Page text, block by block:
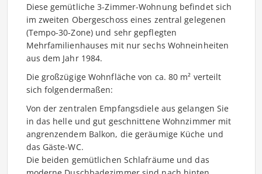
Diese gemütliche 3-Zimmer-Wohnung befindet sich
im zweiten Obergeschoss eines zentral gelegenen
(Tempo-30-Zone) und sehr gepflegten
Mehrfamilienhauses mit nur sechs Wohneinheiten
aus dem Jahr 1984.
Die großzügige Wohnfläche von ca. 80 m² verteilt
sich folgendermaßen:
Von der zentralen Empfangsdiele aus gelangen Sie
in das helle und gut geschnittene Wohnzimmer mit
angrenzendem Balkon, die geräumige Küche und
das Gäste-WC.
Die beiden gemütlichen Schlafräume und das